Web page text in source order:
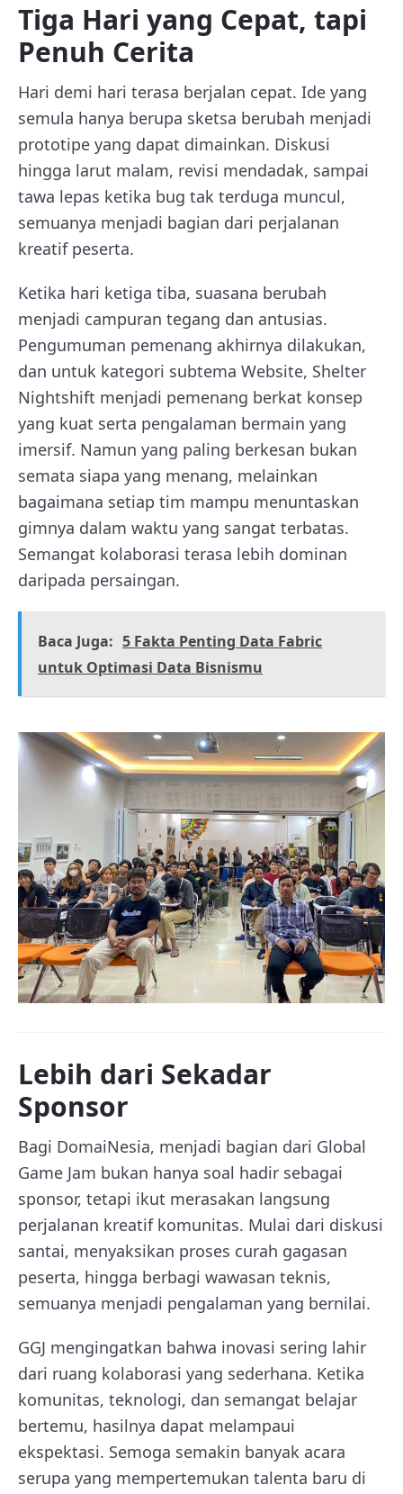
Tiga Hari yang Cepat, tapi
Penuh Cerita
Hari demi hari terasa berjalan cepat. Ide yang
semula hanya berupa sketsa berubah menjadi
prototipe yang dapat dimainkan. Diskusi
hingga larut malam, revisi mendadak, sampai
tawa lepas ketika bug tak terduga muncul,
semuanya menjadi bagian dari perjalanan
kreatif peserta.
Ketika hari ketiga tiba, suasana berubah
menjadi campuran tegang dan antusias.
Pengumuman pemenang akhirnya dilakukan,
dan untuk kategori subtema Website, Shelter
Nightshift menjadi pemenang berkat konsep
yang kuat serta pengalaman bermain yang
imersif. Namun yang paling berkesan bukan
semata siapa yang menang, melainkan
bagaimana setiap tim mampu menuntaskan
gimnya dalam waktu yang sangat terbatas.
Semangat kolaborasi terasa lebih dominan
daripada persaingan.
Baca Juga: 5 Fakta Penting Data Fabric
untuk Optimasi Data Bisnismu
Lebih dari Sekadar
Sponsor
Bagi DomaiNesia, menjadi bagian dari Global
Game Jam bukan hanya soal hadir sebagai
sponsor, tetapi ikut merasakan langsung
perjalanan kreatif komunitas. Mulai dari diskusi
santai, menyaksikan proses curah gagasan
peserta, hingga berbagi wawasan teknis,
semuanya menjadi pengalaman yang bernilai.
GGJ mengingatkan bahwa inovasi sering lahir
dari ruang kolaborasi yang sederhana. Ketika
komunitas, teknologi, dan semangat belajar
bertemu, hasilnya dapat melampaui
ekspektasi. Semoga semakin banyak acara
serupa yang mempertemukan talenta baru di